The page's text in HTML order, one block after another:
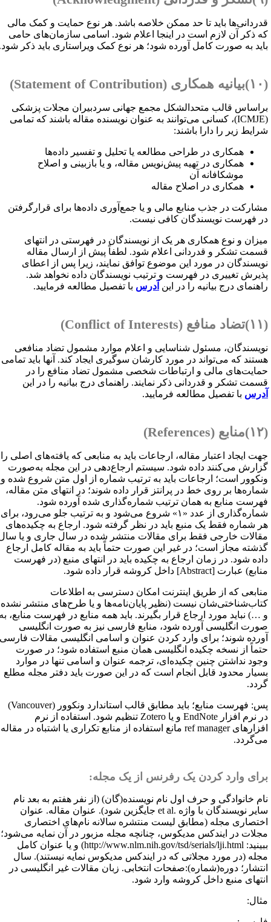
باید تا حد ممکن خلاصه باشد. هر نوع حمایت و کمک مالی
ذکر آن لازم است در اینجا اعلام شود. اسامی سازمان‌های حامی
به صورت کامل آورده شود؛ هر نوع کمک ویراستاری باید ذکر شود.
Statement of Contribution
)
قالب متحدالشکل مجمع جهانی سردبیران مجلات پزشکی
ICMJE)، کسانی می‌توانند به عنوان نویسنده مقاله باشند که تمامی
زیر را دارا باشند:
همکاری در طراحی مطالعه یا تحلیل و تفسیر داده‌ها
همکاری در تهیه پیش‌نویس مقاله، و یا بازبینی و اصلاح
موشکافانه آن
همکاری در اصلاح مقاله
در جذب منابع مالی و یا جمع‌آوری داده‌ها برای قرارگرفتن
فهرست نویسندگان کافی نیست.
و نوع همکاری هر یک از نویسندگان در فهرستی در انتهای
تشکر و قدردانی اعلام شود. لطفاً پیش از ارسال مقاله
در مورد این موضوع توافق نمایند، زیرا پس از اعطای
تغییری در فهرست و ترتیب نویسندگان داده نخواهد شد.
درج بیانیه را در اینآدرسبا تفصیل مطالعه فرمایید.
Conflict of Interests
)
مسئول شناسایی و اعلام موارد مشمول تضاد منافعی
که می‌تواند در مورد کارشان سوگیری ایجاد کند. آنها باید تمامی
مالی و ارتباطات شخصی مشمول تضاد منافع را در
تشکر و قدردانی ذکر نمایند. راهنمای درج بیانیه را در این
با تفصیل مطالعه فرمایید.
References
)
ایجاد اعتبار مقاله، ارجاعات باید به منابعی که یافته‌های اصلی را
می‌کنند داده شود. سیستم ارجاع‌دهی در این مجله به‌صورت
است؛ ارجاعات باید به ترتیب شماره از اول متن شروع شده و
بر روی خط در پرانتز قرار داده شوند؛ در انتهای متن مقاله،
منابع به همان ترتیب شماره‌گذاری شده آورده شود.
شماره‌گذاری از عدد «۱» شروع می‌شود و به ترتیب جلو می‌رود، برای
شماره فقط یک منبع باید در نظر گرفته شود. ارجاع به چکیده‌های
خارجی فقط برای مقالات منتشر شده در سال جاری و یا سال
مجاز است؛ در غیر این صورت حتماً باید به مقاله کامل ارجاع
شود. در زمان ارجاع به چکیده باید در انتهای منبع (در فهرست
عبارت[Abstract]داخل کروشه قرار داده شود.
که از طریق اینترنت امکان دسترسی به اطلاعات
نیست (نظیر پایان‌نامه‌ها و یا طرح‌های منتشر نشده
…) نباید مورد ارجاع قرار بگیرند. باید همه منابع در فهرست منابع، به
انگلیسی آورده شود، منابع فارسی نیز به صورت انگلیسی
شوند؛ برای وارد کردن عنوان و اسامی انگلیسی مقالات فارسی
از نسخه چکیده انگلیسی همان منبع استفاده شود؛ در صورت
نداشتن چنین چکیده‌ای، ترجمه عنوان و اسامی تنها در موارد
محدود قابل انجام است که در این صورت باید دفتر مجله مطلع
فهرست منابع؛ باید مطابق قالب استاندارد ونکوور ( Vancouver
)
نرم افزارEndNoteو یاZoteroتنظیم شود. استفاده از نرم
ref managerمانع استفاده از منابع تکراری یا اشتباه در مقاله
وارد کردن یک رفرنس از یک مجله:
خانوادگی و حرف اول نام نویسنده(گان) (از نفر هفتم به بعد نام
نویسندگان با واژهet al.جایگزین شود). عنوان مقاله. عنوان
مجله (مطابق لیست منتشره سالانه نام‌های اختصاری
در ایندکس مدیکوس، چنانچه مجله مزبور در آن نمایه می‌شود؛
http://www.nlm.nih.gov/tsd/serials/lji.html) و یا عنوان کامل
(در مورد مجلاتی که در ایندکس مدیکوس نمایه نیستند). سال
دوره(شماره):صفحات انتخابی. زبان مقالات غیر انگلیسی در
منبع داخل کروشه وارد شود.